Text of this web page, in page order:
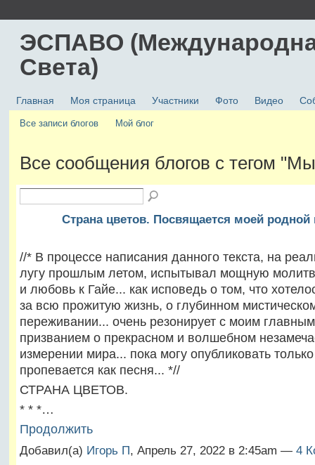
ЭСПАВО
Света)
Главная Моя страница Участники Фото Видео
Все записи блогов Мой блог
Все сообщения блогов с тегом
Страна цветов. Посвящается моей родной
//* В процессе написания данного текста, на
лугу прошлым летом, испытывал мощную
и любовь к Гайе... как исповедь о том, что
за всю прожитую жизнь, о глубинном
переживании... очень резонирует с моим
призванием о прекрасном и волшебном
измерении мира... пока могу опубликовать только
пропевается как песня... *//
СТРАНА ЦВЕТОВ.
* * *…
Продолжить
Добавил(а) Игорь П, Апрель 27, 2022 в 2:45am — 4